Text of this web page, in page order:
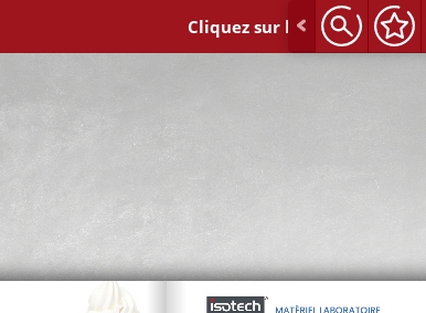
Cliquez sur les références